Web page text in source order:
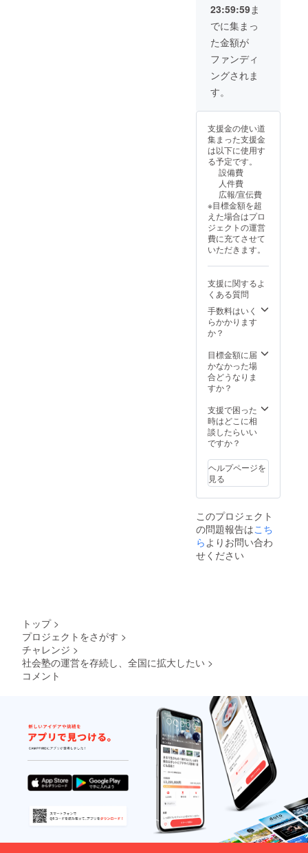
(ご対応の順番が
金額順になるの
みで、確実にお
悩みが解決でき
るかは保証の限
りではございま
せん)。
23:59:59ま
でに集まっ
た金額が
ファンディ
ングされま
す。
支援金の使い道
集まった支援金
は以下に使用す
る予定です。
設備費
人件費
広報/宣伝費
※目標金額を超
えた場合はプロ
ジェクトの運営
費に充てさせて
いただきます。
支援に関するよ
くある質問
手数料はいく
らかかります
か？
目標金額に届
かなかった場
合どうなりま
すか？
支援で困った
時はどこに相
談したらいい
ですか？
ヘルプページを
見る
このプロジェクト
の問題報告はこち
ら よりお問い合わ
せください
トップ >
プロジェクトをさがす >
チャレンジ >
社会塾の運営を存続し、全国に拡大したい >
コメント